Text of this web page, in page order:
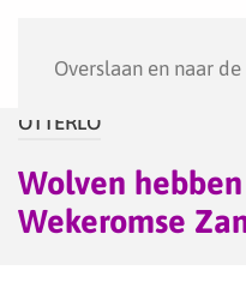
Overslaan en naar
OTTERLO
Wolven
Wekeromse